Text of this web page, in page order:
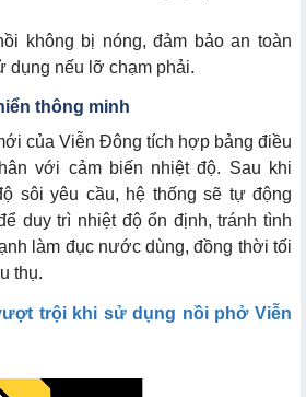
không bị nóng, đảm bảo an toàn
dụng nếu lỡ chạm phải.
thông minh
của Viễn Đông tích hợp bảng điều
với cảm biến nhiệt độ. Sau khi
sôi yêu cầu, hệ thống sẽ tự động
duy trì nhiệt độ ổn định, tránh tình
làm đục nước dùng, đồng thời tối
thụ.
trội khi sử dụng nồi phở Viễn